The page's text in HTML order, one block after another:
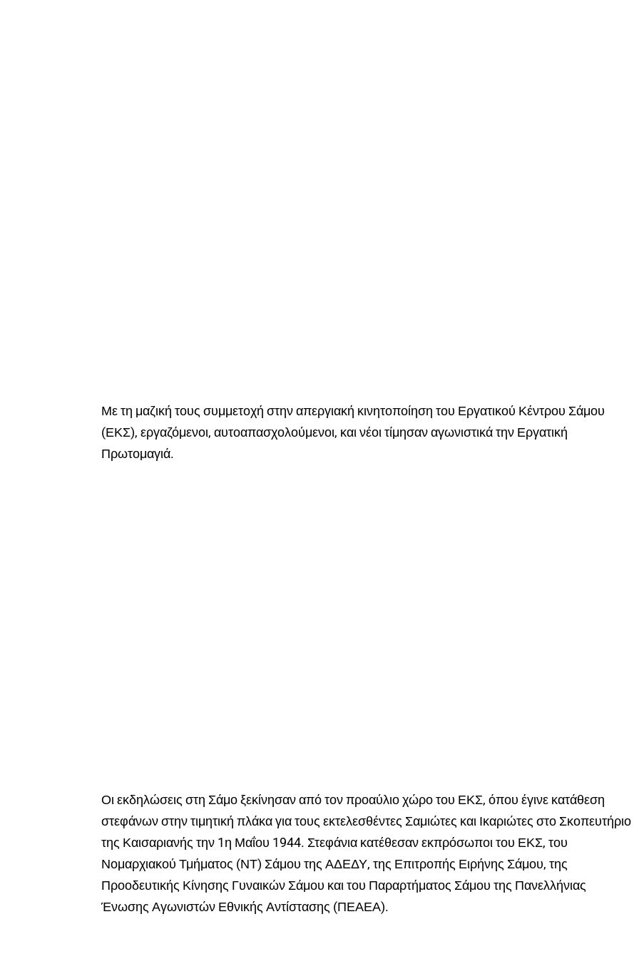
Με τη μαζική τους συμμετοχή στην απεργιακή κινητοποίηση του Εργατικού Κέντρου Σάμου
(ΕΚΣ), εργαζόμενοι, αυτοαπασχολούμενοι, και νέοι τίμησαν αγωνιστικά την Εργατική
Πρωτομαγιά.
Οι εκδηλώσεις στη Σάμο ξεκίνησαν από τον προαύλιο χώρο του ΕΚΣ, όπου έγινε κατάθεση
στεφάνων στην τιμητική πλάκα για τους εκτελεσθέντες Σαμιώτες και Ικαριώτες στο Σκοπευτήριο
της Καισαριανής την 1η Μαΐου 1944. Στεφάνια κατέθεσαν εκπρόσωποι του ΕΚΣ, του
Νομαρχιακού Τμήματος (ΝΤ) Σάμου της ΑΔΕΔΥ, της Επιτροπής Ειρήνης Σάμου, της
Προοδευτικής Κίνησης Γυναικών Σάμου και του Παραρτήματος Σάμου της Πανελλήνιας
Ένωσης Αγωνιστών Εθνικής Αντίστασης (ΠΕΑΕΑ).